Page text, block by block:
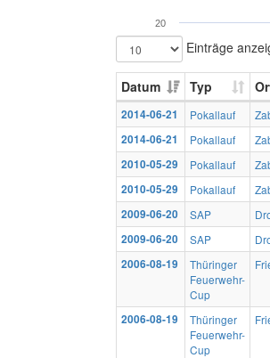
20
Einträge
Datum Typ
2014-06-21 Pokallauf
2014-06-21
Pokallauf
2010-05-29
Pokallauf
2010-05-29
Pokallauf
2009-06-20
SAP
2009-06-20
SAP
2006-08-19
Thüringer
Feuerwehr-
Cup
2006-08-19
Thüringer
Feuerwehr-
Cup